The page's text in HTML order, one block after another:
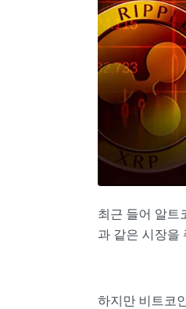
최근 들어 알트
과 같은 시장을
하지만 비트코